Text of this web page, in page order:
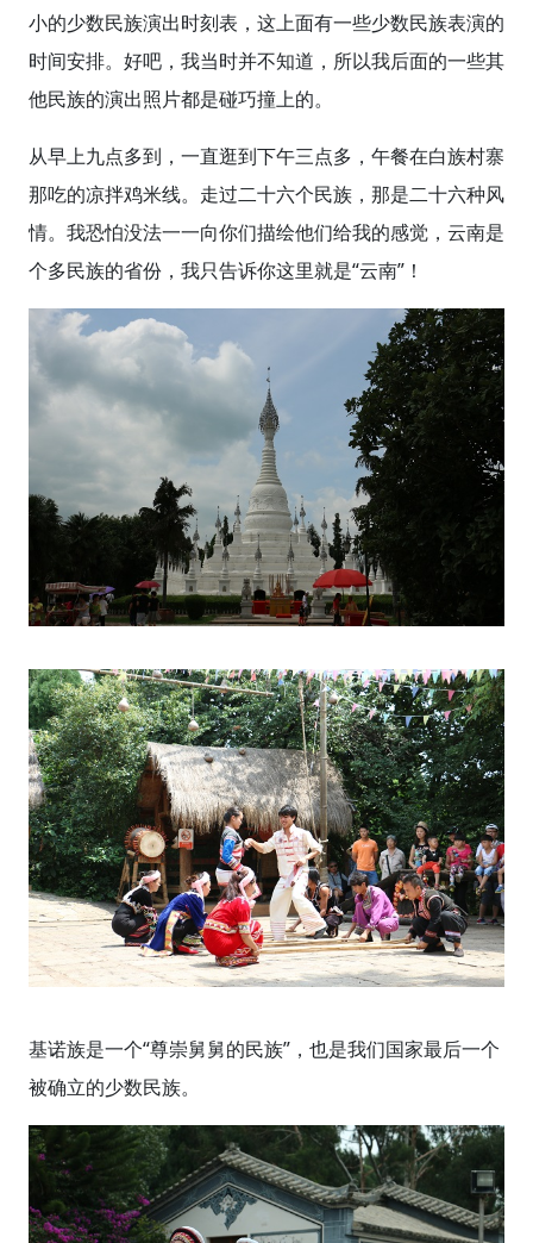
小的少数民族演出时刻表，这上面有一些少数民族表演的
时间安排。好吧，我当时并不知道，所以我后面的一些其
他民族的演出照片都是碰巧撞上的。
从早上九点多到，一直逛到下午三点多，午餐在白族村寨
那吃的凉拌鸡米线。走过二十六个民族，那是二十六种风
情。我恐怕没法一一向你们描绘他们给我的感觉，云南是
个多民族的省份，我只告诉你这里就是“云南”！
基诺族是一个“尊崇舅舅的民族”，也是我们国家最后一个
被确立的少数民族。